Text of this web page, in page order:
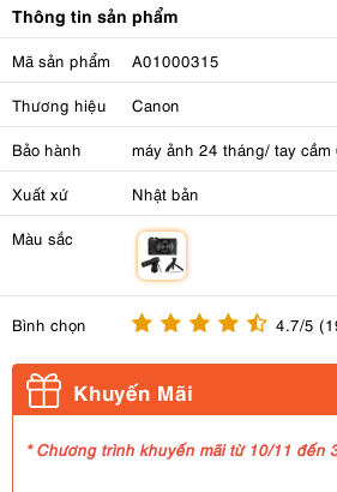
Thông tin sản phẩm
Mã sản phẩm A01000315
Thương hiệu Canon
Bảo hành máy ảnh 24 tháng/ tay cầm
Xuất xứ Nhật bản
Màu sắc
Bình chọn 4.7/5
Khuyến Mãi
* Chương trình khuyến mãi từ 10/11 đến